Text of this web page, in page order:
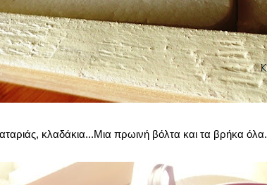
κλαδάκια...Μια πρωινή βόλτα και τα βρήκα όλα.